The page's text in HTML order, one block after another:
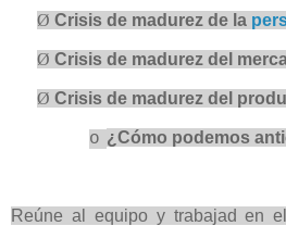
Ø Crisis de madurez de la
Ø Crisis de madurez del
Ø Crisis de madurez del
o ¿Cómo podemos
Reúne al equipo y trabajad en